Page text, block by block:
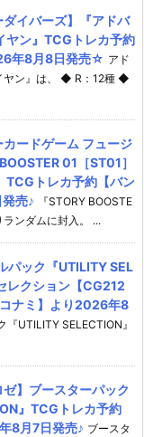
ダイバーズ】『アドバ
ヤン』TCGトレカ予約
年8月8日発売☆ アド
ヤン』は、 ◆ R：12種 ◆
カードゲーム フュージ
01［ST01］
TCGトレカ予約【バン
売♪
『STORY BOOSTE
ンダムに封入。 ...
パック『UTILITY SEL
レクション【CG212
ナミ】より2026年8
『UTILITY SELECTION』
ゼ】ブースターパック
』TCGトレカ予約
8月7日発売♪ ブースタ